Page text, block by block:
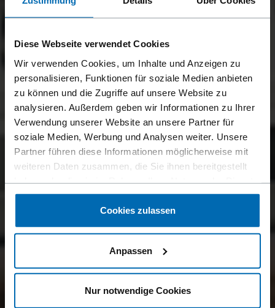
Diese Webseite verwendet Cookies
Wir verwenden Cookies, um Inhalte und Anzeigen zu
personalisieren, Funktionen für soziale Medien anbieten
zu können und die Zugriffe auf unsere Website zu
analysieren. Außerdem geben wir Informationen zu Ihrer
Verwendung unserer Website an unsere Partner für
soziale Medien, Werbung und Analysen weiter. Unsere
Partner führen diese Informationen möglicherweise mit
weiteren Daten zusammen, die Sie ihnen bereitgestellt
gesammelt haben.
Cookies zulassen
Anpassen
Nur notwendige Cookies